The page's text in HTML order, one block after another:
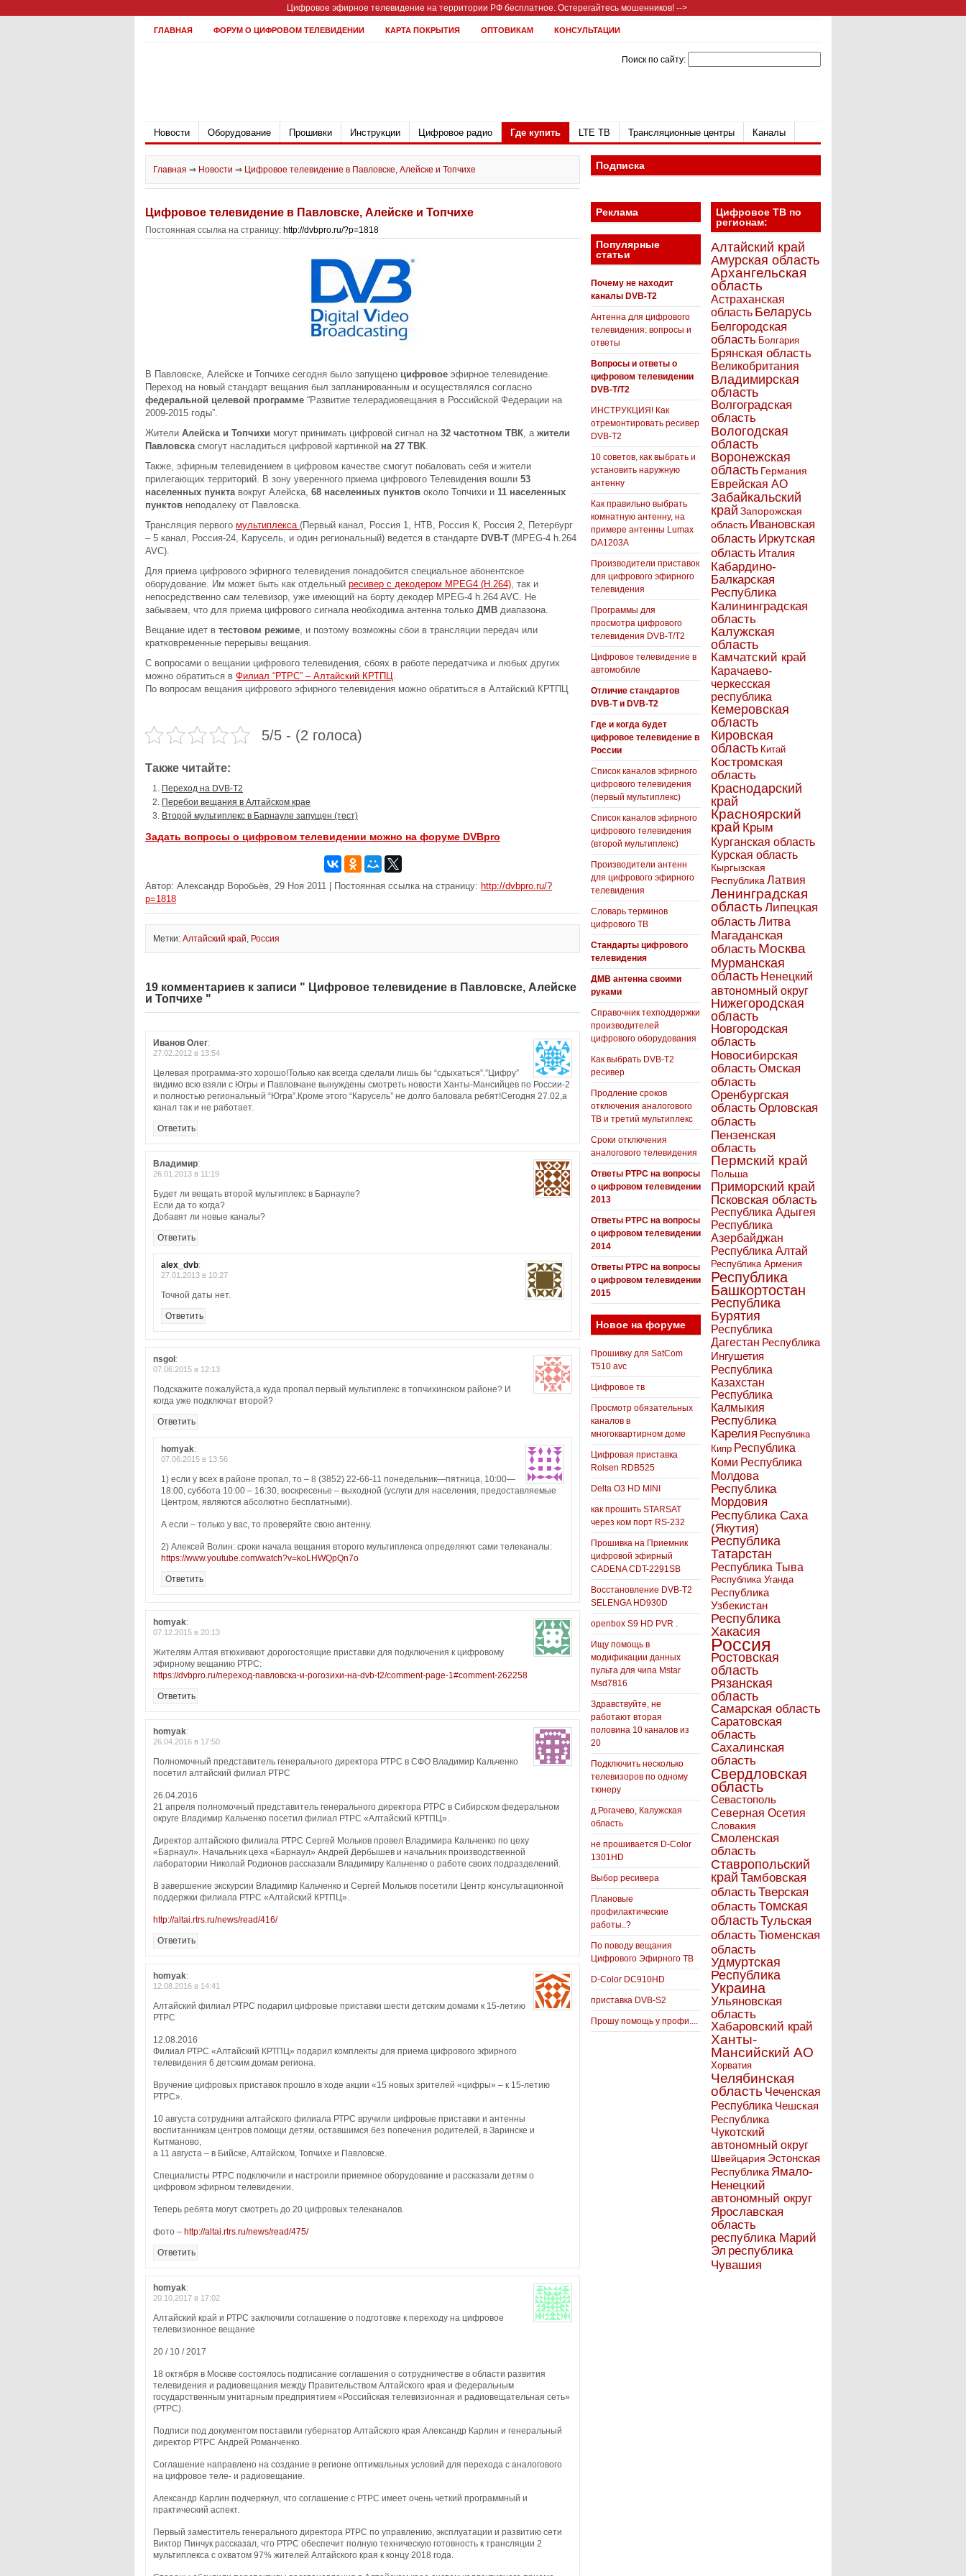
Цифровое эфирное телевидение на территории РФ бесплатное. Остерегайтесь мошенников! -->
ГЛАВНАЯ ФОРУМ О ЦИФРОВОМ ТЕЛЕВИДЕНИИ КАРТА ПОКРЫТИЯ ОПТОВИКАМ КОНСУЛЬТАЦИИ
Поиск по сайту:
Новости Оборудование Прошивки Инструкции Цифровое радио Где купить LTE ТВ Трансляционные центры Каналы
Главная ⇒ Новости ⇒ Цифровое телевидение в Павловске, Алейске и Топчихе
Цифровое телевидение в Павловске, Алейске и Топчихе
Постоянная ссылка на страницу: http://dvbpro.ru/?p=1818
В Павловске, Алейске и Топчихе сегодня было запущено цифровое эфирное телевидение.
Переход на новый стандарт вещания был запланированным и осуществлялся согласно
федеральной целевой программе “Развитие телерадиовещания в Российской Федерации на
2009-2015 годы”.
Жители Алейска и Топчихи могут принимать цифровой сигнал на 32 частотном ТВК, а жители
Павловскасмогут насладиться цифровой картинкой на 27 ТВК.
Также, эфирным телевидением в цифровом качестве смогут побаловать себя и жители
прилегающих территорий. В зону уверенного приема цифрового Телевидения вошли 53
населенных пунктавокруг Алейска, 68 населенных пунктов около Топчихи и 11 населенных
пунктов неподалеку от Павловска.
Трансляция первого мультиплекса (Первый канал, Россия 1, НТВ, Россия К, Россия 2, Петербург
– 5 канал, Россия-24, Карусель, и один региональный) ведется в стандарте DVB-T (MPEG-4 h.264
AVC).
Для приема цифрового эфирного телевидения понадобится специальное абонентское
оборудование. Им может быть как отдельный ресивер с декодером MPEG4 (H.264), так и
непосредственно сам телевизор, уже имеющий на борту декодер MPEG-4 h.264 AVC. Не
забываем, что для приема цифрового сигнала необходима антенна только ДМВ диапазона.
Вещание идет в тестовом режиме, и поэтому возможны сбои в трансляции передач или
кратковременные перерывы вещания.
С вопросами о вещании цифрового телевидения, сбоях в работе передатчика и любых других
можно обратиться в Филиал “РТРС” – Алтайский КРТПЦ.
По вопросам вещания цифрового эфирного телевидения можно обратиться в Алтайский КРТПЦ
5/5 - (2 голоса)
Также читайте:
Переход на DVB-T2
Перебои вещания в Алтайском крае
Второй мультиплекс в Барнауле запущен (тест)
Задать вопросы о цифровом телевидении можно на форуме DVBpro
Автор: Александр Воробьёв, 29 Ноя 2011 | Постоянная ссылка на страницу: http://dvbpro.ru/?
p=1818
Метки: Алтайский край, Россия
19 комментариев к записи " Цифровое телевидение в Павловске, Алейске
и Топчихе "
Иванов Олег:
27.02.2012 в 13:54
Целевая программа-это хорошо!Только как всегда сделали лишь бы “сдыхаться”.”Цифру”
видимо всю взяли с Югры и Павловчане вынуждены смотреть новости Ханты-Мансийцев по России-2
и полностью региональный “Югра”.Кроме этого “Карусель” не долго баловала ребят!Сегодня 27.02,а
канал так и не работает.
Ответить
Владимир:
26.01.2013 в 11:19
Будет ли вещать второй мультиплекс в Барнауле?
Если да то когда?
Добавят ли новые каналы?
Ответить
alex_dvb:
27.01.2013 в 10:27
Точной даты нет.
Ответить
nsgol :
07.06.2015 в 12:13
Подскажите пожалуйста,а куда пропал первый мультиплекс в топчихинском районе? И
когда уже подключат второй?
Ответить
homyak:
07.06.2015 в 13:56
1) если у всех в районе пропал, то – 8 (3852) 22-66-11 понедельник—пятница, 10:00—
18:00, суббота 10:00 – 16:30, воскресенье – выходной (услуги для населения, предоставляемые
Центром, являются абсолютно бесплатными).
А если – только у вас, то проверяйте свою антенну.
2) Алексей Волин: сроки начала вещания второго мультиплекса определяют сами телеканалы:
https://www.youtube.com/watch?v=koLHWQpQn7o
Ответить
homyak:
07.12.2015 в 20:13
Жителям Алтая втюхивают дорогостоящие приставки для подключения к цифровому
эфирному вещанию РТРС:
https://dvbpro.ru/переход-павловска-и-рогозихи-на-dvb-t2/comment-page-1#comment-262258
Ответить
homyak:
26.04.2016 в 17:50
Полномочный представитель генерального директора РТРС в СФО Владимир Кальченко
посетил алтайский филиал РТРС
26.04.2016
21 апреля полномочный представитель генерального директора РТРС в Сибирском федеральном
округе Владимир Кальченко посетил филиал РТРС «Алтайский КРТПЦ».
Директор алтайского филиала РТРС Сергей Мольков провел Владимира Кальченко по цеху
«Барнаул». Начальник цеха «Барнаул» Андрей Дербышев и начальник производственной
лаборатории Николай Родионов рассказали Владимиру Кальченко о работе своих подразделений.
В завершение экскурсии Владимир Кальченко и Сергей Мольков посетили Центр консультационной
поддержки филиала РТРС «Алтайский КРТПЦ».
http://altai.rtrs.ru/news/read/416/
Ответить
homyak:
12.08.2016 в 14:41
Алтайский филиал РТРС подарил цифровые приставки шести детским домами к 15-летию
РТРС
12.08.2016
Филиал РТРС «Алтайский КРТПЦ» подарил комплекты для приема цифрового эфирного
телевидения 6 детским домам региона.
Вручение цифровых приставок прошло в ходе акции «15 новых зрителей «цифры» – к 15-летию
РТРС».
10 августа сотрудники алтайского филиала РТРС вручили цифровые приставки и антенны
воспитанникам центров помощи детям, оставшимся без попечения родителей, в Заринске и
Кытманово,
а 11 августа – в Бийске, Алтайском, Топчихе и Павловске.
Специалисты РТРС подключили и настроили приемное оборудование и рассказали детям о
цифровом эфирном телевидении.
Теперь ребята могут смотреть до 20 цифровых телеканалов.
фото – http://altai.rtrs.ru/news/read/475/
Ответить
homyak:
20.10.2017 в 17:02
Алтайский край и РТРС заключили соглашение о подготовке к переходу на цифровое
телевизионное вещание
20 / 10 / 2017
18 октября в Москве состоялось подписание соглашения о сотрудничестве в области развития
телевидения и радиовещания между Правительством Алтайского края и федеральным
государственным унитарным предприятием «Российская телевизионная и радиовещательная сеть»
(РТРС).
Подписи под документом поставили губернатор Алтайского края Александр Карлин и генеральный
директор РТРС Андрей Романченко.
Соглашение направлено на создание в регионе оптимальных условий для перехода с аналогового
на цифровое теле- и радиовещание.
Александр Карлин подчеркнул, что соглашение с РТРС имеет очень четкий программный и
практический аспект.
Первый заместитель генерального директора РТРС по управлению, эксплуатации и развитию сети
Виктор Пинчук рассказал, что РТРС обеспечит полную техническую готовность к трансляции 2
мультиплекса с охватом 97% жителей Алтайского края к концу 2018 года.
Подписка
Реклама
Популярные
статьи
Почему не находит
каналы DVB-T2
Антенна для цифрового
телевидения: вопросы и
ответы
Вопросы и ответы о
цифровом телевидении
DVB-T/T2
ИНСТРУКЦИЯ! Как
отремонтировать ресивер
DVB-T2
10 советов, как выбрать и
установить наружную
антенну
Как правильно выбрать
комнатную антенну, на
примере антенны Lumax
DA1203А
Производители приставок
для цифрового эфирного
телевидения
Программы для
просмотра цифрового
телевидения DVB-T/T2
Цифровое телевидение в
автомобиле
Отличие стандартов
DVB-T и DVB-T2
Где и когда будет
цифровое телевидение в
России
Список каналов эфирного
цифрового телевидения
(первый мультиплекс)
Список каналов эфирного
цифрового телевидения
(второй мультиплекс)
Производители антенн
для цифрового эфирного
телевидения
Словарь терминов
цифрового ТВ
Стандарты цифрового
телевидения
ДМВ антенна своими
руками
Справочник техподдержки
производителей
цифрового оборудования
Как выбрать DVB-T2
ресивер
Продление сроков
отключения аналогового
ТВ и третий мультиплекс
Сроки отключения
аналогового телевидения
Ответы РТРС на вопросы
о цифровом телевидении
2013
Ответы РТРС на вопросы
о цифровом телевидении
2014
Ответы РТРС на вопросы
о цифровом телевидении
2015
Новое на форуме
Прошивку для SatCom
T510 avc
Цифровое тв
Просмотр обязательных
каналов в
многоквартирном доме
Цифровая приставка
Rolsen RDB525
Delta O3 HD MINI
как прошить STARSAT
через ком порт RS-232
Прошивка на Приемник
цифровой эфирный
CADENA CDT-2291SB
Восстановление DVB-T2
SELENGA HD930D
openbox S9 HD PVR .
Ищу помощь в
модификации данных
пульта для чипа Mstar
Msd7816
Здравствуйте, не
работают вторая
половина 10 каналов из
20
Подключить несколько
телевизоров по одному
тюнеру
д.Рогачево, Калужская
область
не прошивается D-Color
1301HD
Выбор ресивера
Плановые
профилактические
работы..?
По поводу вещания
Цифрового Эфирного ТВ
D-Color DC910HD
приставка DVB-S2
Прошу помощь у профи....
Цифровое ТВ по
регионам:
Алтайский край
Амурская область
Архангельская
область
Астраханская
область Беларусь
Белгородская
область Болгария
Брянская область
Великобритания
Владимирская
область
Волгоградская
область
Вологодская
область
Воронежская
область Германия
Еврейская АО
Забайкальский
край Запорожская
область Ивановская
область Иркутская
область Италия
Кабардино-
Балкарская
Республика
Калининградская
область
Калужская
область
Камчатский край
Карачаево-
черкесская
республика
Кемеровская
область
Кировская
область Китай
Костромская
область
Краснодарский
край
Красноярский
край Крым
Курганская область
Курская область
Кыргызская
Республика Латвия
Ленинградская
область Липецкая
областьЛитва
Магаданская
область Москва
Мурманская
область Ненецкий
автономный округ
Нижегородская
область
Новгородская
область
Новосибирская
областьОмская
область
Оренбургская
областьОрловская
область
Пензенская
область
Пермский край
Польша
Приморский край
Псковская область
Республика Адыгея
Республика
Азербайджан
Республика Алтай
Республика Армения
Республика
Башкортостан
Республика
Бурятия
Республика
Дагестан Республика
Ингушетия
Республика
Казахстан
Республика
Калмыкия
Республика
Карелия Республика
Кипр Республика
Коми Республика
Молдова
Республика
Мордовия
Республика Саха
(Якутия)
Республика
Татарстан
Республика Тыва
Республика Уганда
Республика
Узбекистан
Республика
Хакасия
Россия
Ростовская
область
Рязанская
область
Самарская область
Саратовская
область
Сахалинская
область
Свердловская
область
Севастополь
Северная Осетия
Словакия
Смоленская
область
Ставропольский
край Тамбовская
областьТверская
областьТомская
областьТульская
областьТюменская
область
Удмуртская
Республика
Украина
Ульяновская
область
Хабаровский край
Ханты-
Мансийский АО
Хорватия
Челябинская
область Чеченская
Республика Чешская
Республика
Чукотский
автономный округ
Швейцария Эстонская
Республика Ямало-
Ненецкий
автономный округ
Ярославская
область
республика Марий
Эл республика
Чувашия